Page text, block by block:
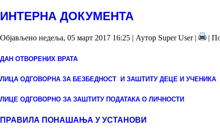
ИНТЕРНА ДОКУМЕНТА
Објављено недеља, 05 март 2017 16:25 | Аутор Super User| |
ДАН ОТВОРЕНИХ ВРАТА
ЛИЦА ОДГОВОРНА ЗА БЕЗБЕДНОСТ И ЗАШТИТУ ДЕЦЕ И УЧЕНИКА
ЛИЦЕ ОДГОВОРНО ЗА ЗАШТИТУ ПОДАТАКА О ЛИЧНОСТИ
ПРАВИЛА ПОНАШАЊА У УСТАНОВИ